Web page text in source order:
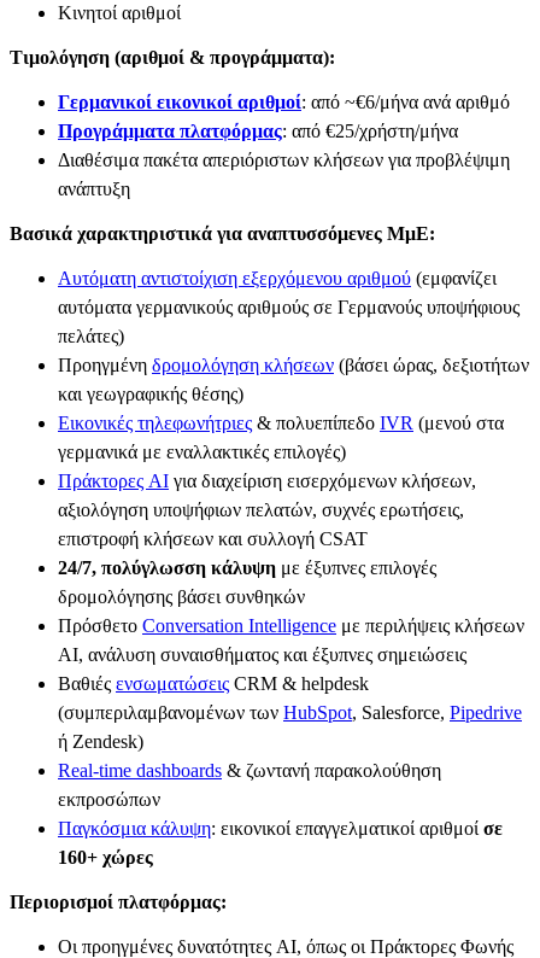
Κινητοί αριθμοί
Τιμολόγηση (αριθμοί & προγράμματα):
Γερμανικοί εικονικοί αριθμοί: από ~€6/μήνα ανά αριθμό
Προγράμματα πλατφόρμας: από €25/χρήστη/μήνα
Διαθέσιμα πακέτα απεριόριστων κλήσεων για προβλέψιμη
ανάπτυξη
Βασικά χαρακτηριστικά για αναπτυσσόμενες ΜμΕ:
Αυτόματη αντιστοίχιση εξερχόμενου αριθμού (εμφανίζει
αυτόματα γερμανικούς αριθμούς σε Γερμανούς υποψήφιους
πελάτες)
Προηγμένη δρομολόγηση κλήσεων (βάσει ώρας, δεξιοτήτων
και γεωγραφικής θέσης)
Εικονικές τηλεφωνήτριες & πολυεπίπεδο IVR (μενού στα
γερμανικά με εναλλακτικές επιλογές)
Πράκτορες AI για διαχείριση εισερχόμενων κλήσεων,
αξιολόγηση υποψήφιων πελατών, συχνές ερωτήσεις,
επιστροφή κλήσεων και συλλογή CSAT
24/7, πολύγλωσση κάλυψη με έξυπνες επιλογές
δρομολόγησης βάσει συνθηκών
Πρόσθετο Conversation Intelligence με περιλήψεις κλήσεων
AI, ανάλυση συναισθήματος και έξυπνες σημειώσεις
Βαθιές ενσωματώσεις CRM & helpdesk
(συμπεριλαμβανομένων των HubSpot, Salesforce, Pipedrive
ή Zendesk)
Real-time dashboards & ζωντανή παρακολούθηση
εκπροσώπων
Παγκόσμια κάλυψη: εικονικοί επαγγελματικοί αριθμοί σε
160+ χώρες
Περιορισμοί πλατφόρμας:
Οι προηγμένες δυνατότητες AI, όπως οι Πράκτορες Φωνής